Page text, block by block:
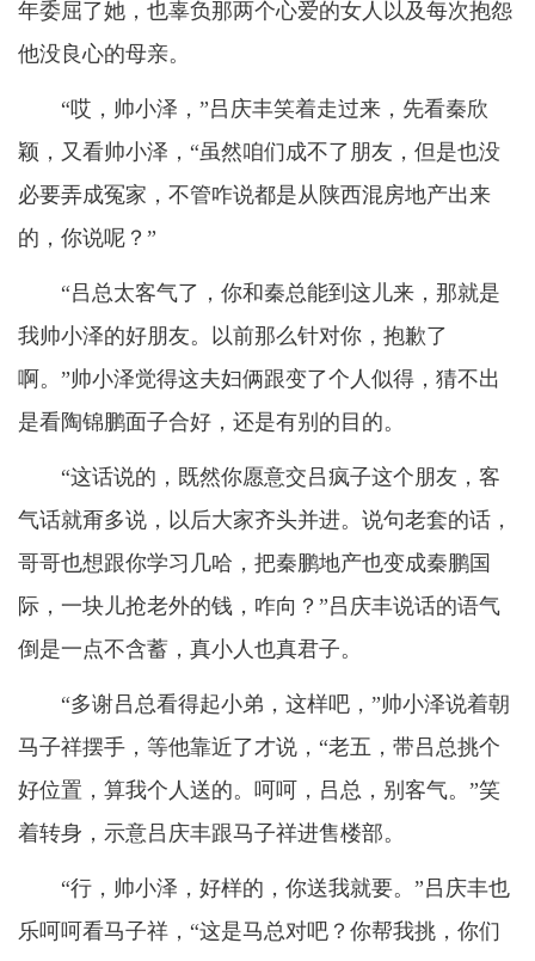
年委屈了她，也辜负那两个心爱的女人以及每次抱怨
他没良心的母亲。
“哎，帅小泽，”吕庆丰笑着走过来，先看秦欣
颖，又看帅小泽，“虽然咱们成不了朋友，但是也没
必要弄成冤家，不管咋说都是从陕西混房地产出来
的，你说呢？”
“吕总太客气了，你和秦总能到这儿来，那就是
我帅小泽的好朋友。以前那么针对你，抱歉了
啊。”帅小泽觉得这夫妇俩跟变了个人似得，猜不出
是看陶锦鹏面子合好，还是有别的目的。
“这话说的，既然你愿意交吕疯子这个朋友，客
气话就甭多说，以后大家齐头并进。说句老套的话，
哥哥也想跟你学习几哈，把秦鹏地产也变成秦鹏国
际，一块儿抢老外的钱，咋向？”吕庆丰说话的语气
倒是一点不含蓄，真小人也真君子。
“多谢吕总看得起小弟，这样吧，”帅小泽说着朝
马子祥摆手，等他靠近了才说，“老五，带吕总挑个
好位置，算我个人送的。呵呵，吕总，别客气。”笑
着转身，示意吕庆丰跟马子祥进售楼部。
“行，帅小泽，好样的，你送我就要。”吕庆丰也
乐呵呵看马子祥，“这是马总对吧？你帮我挑，你们